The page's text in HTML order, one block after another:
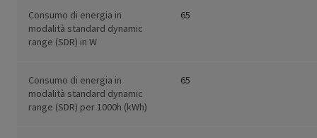
Consumo di energia in
modalità standard dynamic
range (SDR) in W
65
Consumo di energia in
modalità standard dynamic
range (SDR) per 1000h (kWh)
65